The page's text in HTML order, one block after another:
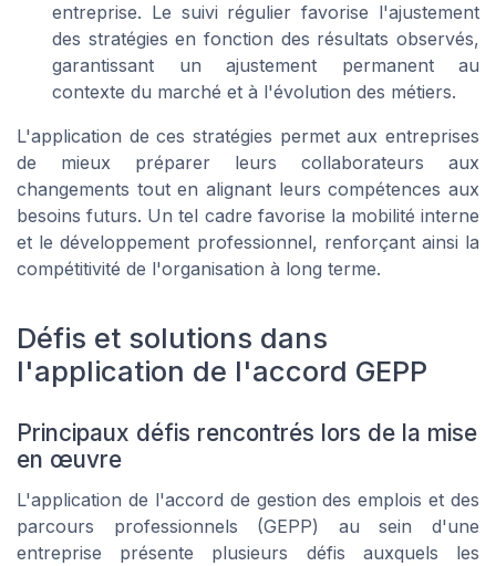
entreprise. Le suivi régulier favorise l'ajustement
des stratégies en fonction des résultats observés,
garantissant un ajustement permanent au
contexte du marché et à l'évolution des métiers.
L'application de ces stratégies permet aux entreprises
de mieux préparer leurs collaborateurs aux
changements tout en alignant leurs compétences aux
besoins futurs. Un tel cadre favorise la mobilité interne
et le développement professionnel, renforçant ainsi la
compétitivité de l'organisation à long terme.
Défis et solutions dans
l'application de l'accord GEPP
Principaux défis rencontrés lors de la mise
en œuvre
L'application de l'accord de gestion des emplois et des
parcours professionnels (GEPP) au sein d'une
entreprise présente plusieurs défis auxquels les